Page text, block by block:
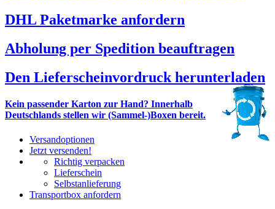
DHL Paketmarke anfordern
Abholung per Spedition beauftragen
Den Lieferscheinvordruck herunterladen
Kein passender Karton zur Hand? Innerhalb
Deutschlands stellen wir (Sammel-)Boxen bereit.
Versandoptionen
Jetzt versenden!
Richtig verpacken
Lieferschein
Selbstanlieferung
Transportbox anfordern